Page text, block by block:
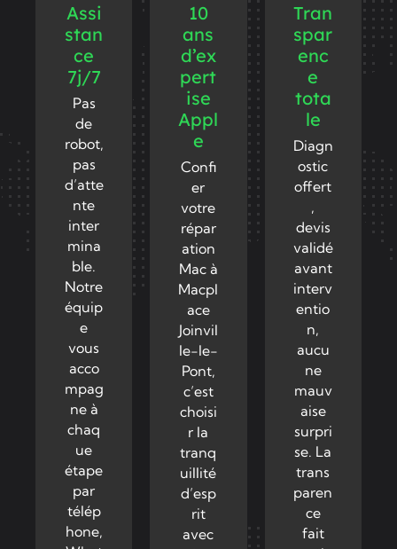
Assi
stan
ce
7j/7
Pas
de
robot,
pas
d’atte
nte
inter
mina
ble.
Notre
équip
e
vous
acco
mpag
ne à
chaq
ue
étape
par
télép
hone,
10
ans
d’ex
pert
ise
Appl
e
Confi
er
votre
répar
ation
Mac à
Macpl
ace
Joinvil
le-le-
Pont,
c’est
choisi
r la
tranq
uillité
d’esp
rit
avec
Tran
spar
enc
e
tota
le
Diagn
ostic
offert
,
devis
validé
avant
interv
entio
n,
aucu
ne
mauv
aise
surpri
se. La
trans
paren
ce
fait